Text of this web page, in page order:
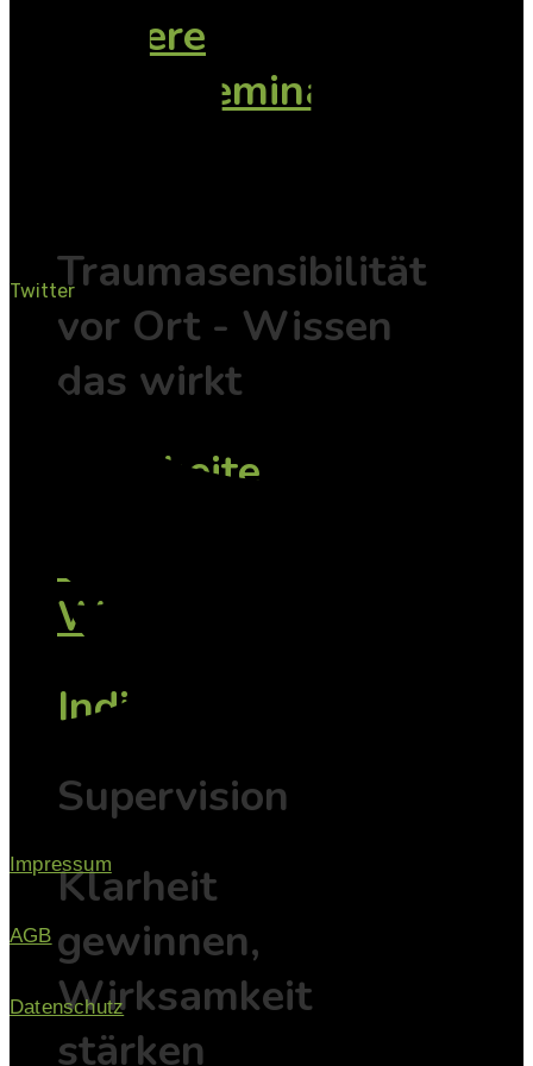
weitere
Onlineseminare
Traumasensibilität
vor Ort - Wissen
das wirkt
Mitarbeiterschulung
Workshops
Individuell
Supervision
Klarheit
gewinnen,
Wirksamkeit
stärken
Twitter
Impressum
AGB
Datenschutz